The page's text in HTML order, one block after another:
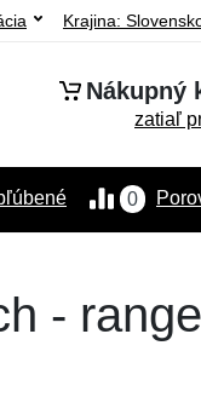
Krajina:
Nákupný
zatiaľ
0
-